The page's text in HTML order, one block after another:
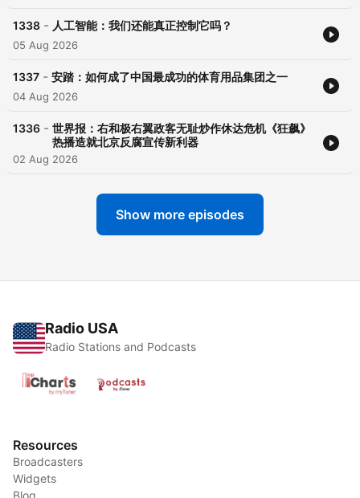
1338 - 人工智能：我们还能真正控制它吗？
05 Aug 2026
1337 - 安踏：如何成了中国最成功的体育用品集团之一
04 Aug 2026
1336 - 世界报：右和极右翼政客无耻炒作休达危机《狂飙》
热播造就北京反腐宣传新利器
02 Aug 2026
Show more episodes
Radio USA
Radio Stations and Podcasts
Resources
Broadcasters
Widgets